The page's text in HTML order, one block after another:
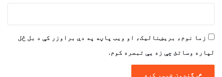
زما نوم، بریښنالیک، او ویب پاڼه په دې براوزر کې د بل ځل
لپاره وساتئ چې زه یې تبصره کوم.